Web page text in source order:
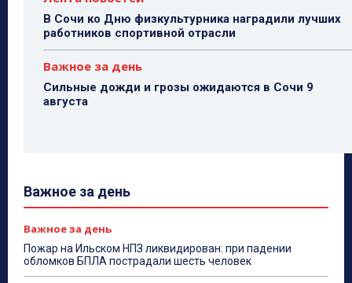
В Сочи ко Дню физкультурника наградили лучших
работников спортивной отрасли
Важное за день
Сильные дожди и грозы ожидаются в Сочи 9
августа
Важное за день
Важное за день
Пожар на Ильском НПЗ ликвидирован: при падении
обломков БПЛА пострадали шесть человек